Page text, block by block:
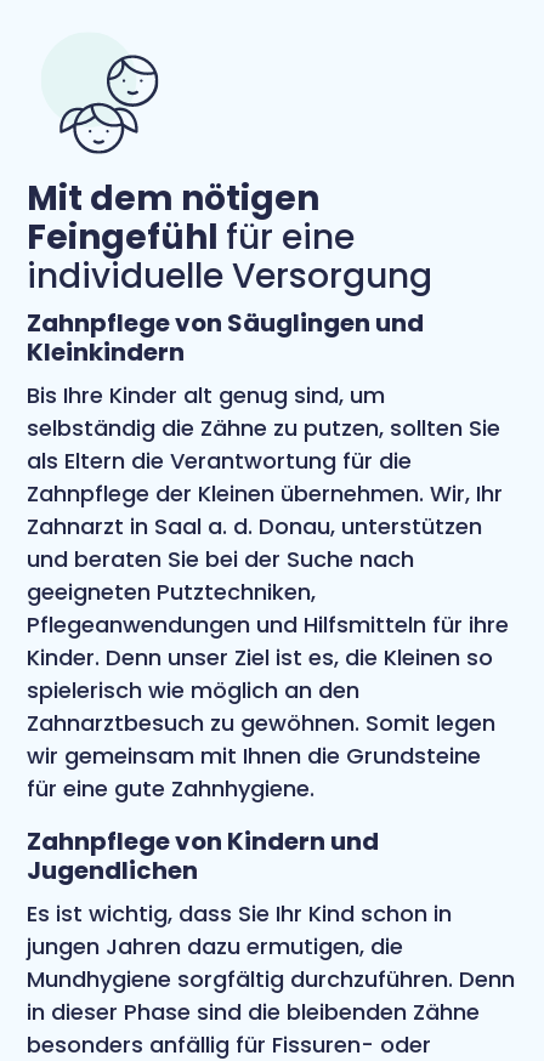
Mit dem nötigen
Feingefühl für eine
individuelle Versorgung
Zahnpflege von Säuglingen und
Kleinkindern
Bis Ihre Kinder alt genug sind, um
selbständig die Zähne zu putzen, sollten Sie
als Eltern die Verantwortung für die
Zahnpflege der Kleinen übernehmen. Wir, Ihr
Zahnarzt in Saal a. d. Donau, unterstützen
und beraten Sie bei der Suche nach
geeigneten Putztechniken,
Pflegeanwendungen und Hilfsmitteln für ihre
Kinder. Denn unser Ziel ist es, die Kleinen so
spielerisch wie möglich an den
Zahnarztbesuch zu gewöhnen. Somit legen
wir gemeinsam mit Ihnen die Grundsteine
für eine gute Zahnhygiene.
Zahnpflege von Kindern und
Jugendlichen
Es ist wichtig, dass Sie Ihr Kind schon in
jungen Jahren dazu ermutigen, die
Mundhygiene sorgfältig durchzuführen. Denn
in dieser Phase sind die bleibenden Zähne
besonders anfällig für Fissuren- oder